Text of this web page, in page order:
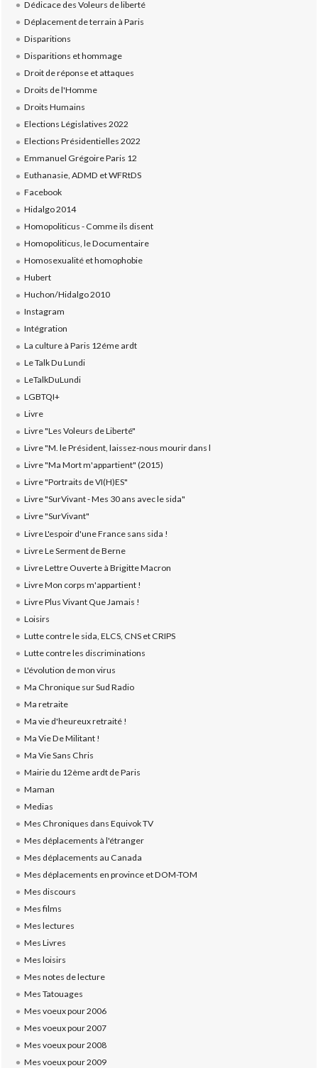
Dédicace des Voleurs de liberté
Déplacement de terrain à Paris
Disparitions
Disparitions et hommage
Droit de réponse et attaques
Droits de l'Homme
Droits Humains
Elections Législatives 2022
Elections Présidentielles 2022
Emmanuel Grégoire Paris 12
Euthanasie, ADMD et WFRtDS
Facebook
Hidalgo 2014
Homopoliticus - Comme ils disent
Homopoliticus, le Documentaire
Homosexualité et homophobie
Hubert
Huchon/Hidalgo 2010
Instagram
Intégration
La culture à Paris 12éme ardt
Le Talk Du Lundi
LeTalkDuLundi
LGBTQI+
Livre
Livre "Les Voleurs de Liberté"
Livre "M. le Président, laissez-nous mourir dans l
Livre "Ma Mort m'appartient" (2015)
Livre "Portraits de VI(H)ES"
Livre "SurVivant - Mes 30 ans avec le sida"
Livre "SurVivant"
Livre L'espoir d'une France sans sida !
Livre Le Serment de Berne
Livre Lettre Ouverte à Brigitte Macron
Livre Mon corps m'appartient !
Livre Plus Vivant Que Jamais !
Loisirs
Lutte contre le sida, ELCS, CNS et CRIPS
Lutte contre les discriminations
L'évolution de mon virus
Ma Chronique sur Sud Radio
Ma retraite
Ma vie d'heureux retraité !
Ma Vie De Militant !
Ma Vie Sans Chris
Mairie du 12ème ardt de Paris
Maman
Medias
Mes Chroniques dans Equivok TV
Mes déplacements à l'étranger
Mes déplacements au Canada
Mes déplacements en province et DOM-TOM
Mes discours
Mes films
Mes lectures
Mes Livres
Mes loisirs
Mes notes de lecture
Mes Tatouages
Mes voeux pour 2006
Mes voeux pour 2007
Mes voeux pour 2008
Mes voeux pour 2009